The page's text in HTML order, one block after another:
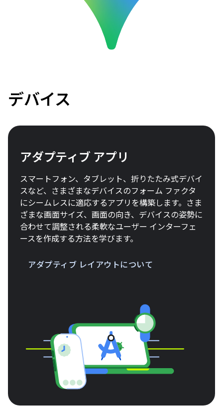
デバイス
アダプティブ アプリ
スマートフォン、タブレット、折りたたみ式デバイ
スなど、さまざまなデバイスのフォーム ファクタ
にシームレスに適応するアプリを構築します。さま
ざまな画面サイズ、画面の向き、デバイスの姿勢に
合わせて調整される柔軟なユーザー インターフェ
ースを作成する方法を学びます。
アダプティブ レイアウトについて